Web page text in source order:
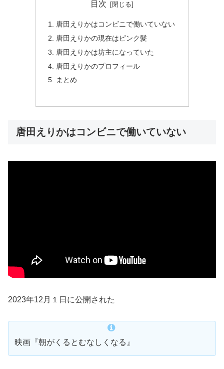
目次
唐田えりかはコンビニで働いていない
唐田えりかの現在はピンク髪
唐田えりかは坊主になっていた
唐田えりかのプロフィール
まとめ
唐田えりかはコンビニで働いていない
2023年12月１日に公開された
映画『朝がくるとむなしくなる』